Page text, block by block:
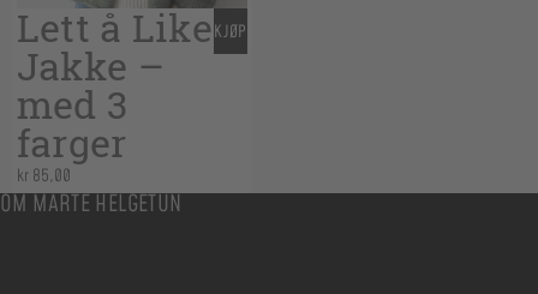
Lett å Like
Jakke –
med 3
farger
kr85,00
KJØP
OM MARTE HELGETUN